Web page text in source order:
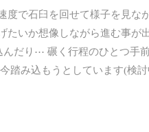
度で石臼を回せて様子を見な
たいか想像しながら進む事が
んだり⋯ 碾く行程のひとつ手
踏み込もうとしています(検